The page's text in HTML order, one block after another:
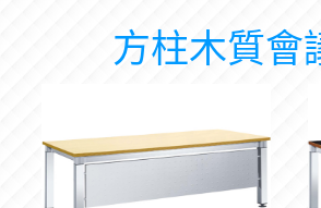
方柱木質